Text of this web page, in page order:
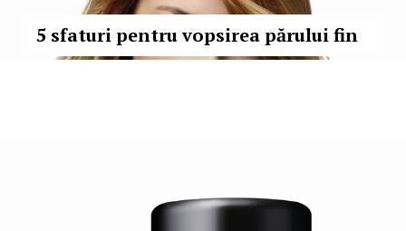
5 sfaturi pentru vopsirea părului fin